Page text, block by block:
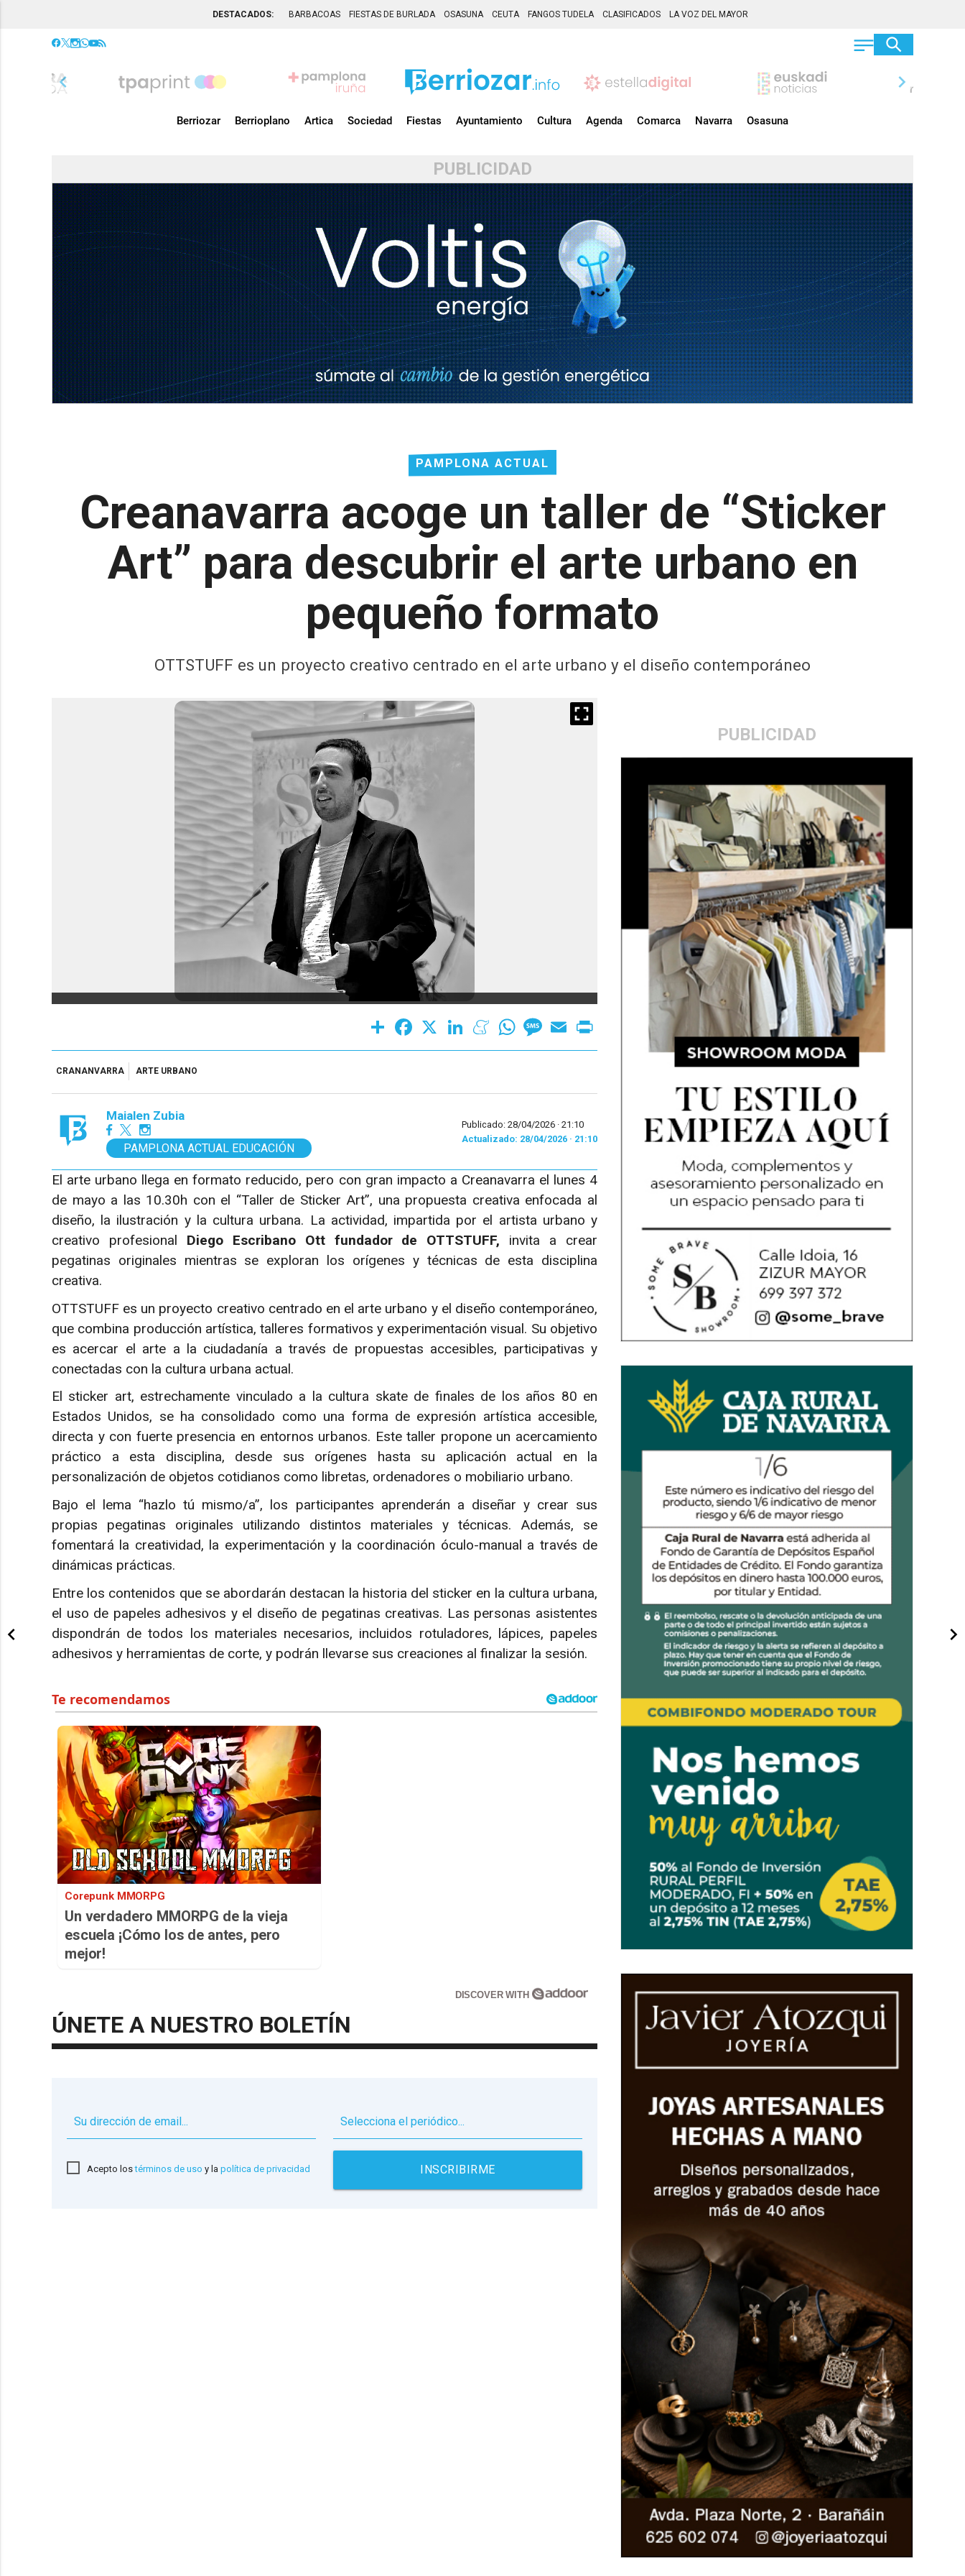
DESTACADOS: BARBACOAS FIESTAS DE BURLADA OSASUNA CEUTA FANGOS TUDELA CLASIFICADOS LA VOZ DEL MAYOR
chevron_left chevron_right
Berriozar Berrioplano Artica Sociedad Fiestas Ayuntamiento Cultura Agenda Comarca Navarra Osasuna
PUBLICIDAD
PAMPLONA ACTUAL
Creanavarra acoge un taller de “Sticker
Art” para descubrir el arte urbano en
pequeño formato
OTTSTUFF es un proyecto creativo centrado en el arte urbano y el diseño contemporáneo
PUBLICIDAD
Share Facebook LinkedInMeneameWhatsAppMessage
Email
CRANANVARRA ARTE URBANO
Maialen Zubia
PAMPLONA ACTUAL EDUCACIÓN
Publicado: 28/04/2026 · 21:10
Actualizado: 28/04/2026 · 21:10
El arte urbano llega en formato reducido, pero con gran impacto a Creanavarra el lunes 4
de mayo a las 10.30h con el “Taller de Sticker Art”, una propuesta creativa enfocada al
diseño, la ilustración y la cultura urbana. La actividad, impartida por el artista urbano y
creativo profesional Diego Escribano Ott fundador de OTTSTUFF, invita a crear
pegatinas originales mientras se exploran los orígenes y técnicas de esta disciplina
creativa.
OTTSTUFF es un proyecto creativo centrado en el arte urbano y el diseño contemporáneo,
que combina producción artística, talleres formativos y experimentación visual. Su objetivo
es acercar el arte a la ciudadanía a través de propuestas accesibles, participativas y
conectadas con la cultura urbana actual.
El sticker art, estrechamente vinculado a la cultura skate de finales de los años 80 en
Estados Unidos, se ha consolidado como una forma de expresión artística accesible,
directa y con fuerte presencia en entornos urbanos. Este taller propone un acercamiento
práctico a esta disciplina, desde sus orígenes hasta su aplicación actual en la
personalización de objetos cotidianos como libretas, ordenadores o mobiliario urbano.
Bajo el lema “hazlo tú mismo/a”, los participantes aprenderán a diseñar y crear sus
propias pegatinas originales utilizando distintos materiales y técnicas. Además, se
fomentará la creatividad, la experimentación y la coordinación óculo-manual a través de
dinámicas prácticas.
Entre los contenidos que se abordarán destacan la historia del sticker en la cultura urbana,
el uso de papeles adhesivos y el diseño de pegatinas creativas. Las personas asistentes
dispondrán de todos los materiales necesarios, incluidos rotuladores, lápices, papeles
adhesivos y herramientas de corte, y podrán llevarse sus creaciones al finalizar la sesión.
Corepunk MMORPG
Un verdadero MMORPG de la vieja
escuela ¡Cómo los de antes, pero
mejor!
DISCOVER WITH
ÚNETE A NUESTRO BOLETÍN
Acepto lostérminos de uso y la política de privacidad INSCRIBIRME